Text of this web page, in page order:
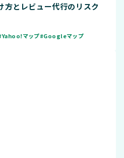
方とレビュー代行のリスク
マップ#Googleマップ